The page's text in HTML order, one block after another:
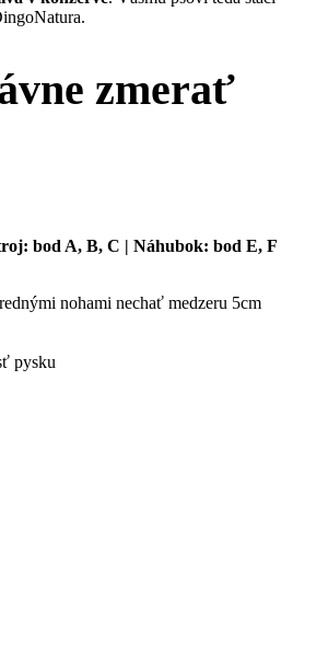
zmerať
bod A, B, C | Náhubok: bod E, F
nohami nechať medzeru 5cm
pysku